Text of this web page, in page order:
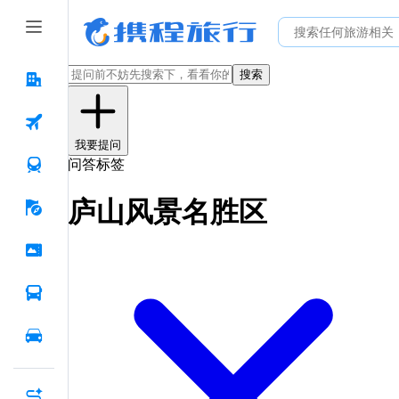
搜索
我要提问
问答标签
庐山风景名胜区